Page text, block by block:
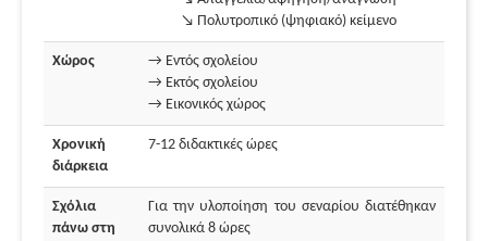
↘ Πολυτροπικό (ψηφιακό) κείμενο
Χώρος
→ Εντός σχολείου
→ Εκτός σχολείου
→ Εικονικός χώρος
Χρονική
διάρκεια
7-12 διδακτικές ώρες
Σχόλια
πάνω στη
Για την υλοποίηση του σεναρίου διατέθηκαν
συνολικά 8 ώρες